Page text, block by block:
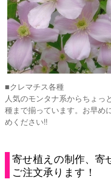
■クレマチス各種
人気のモンタナ系からちょっ
種まで揃っています。お早め
めください!!
寄せ植えの制作、寄
ご注文承ります！